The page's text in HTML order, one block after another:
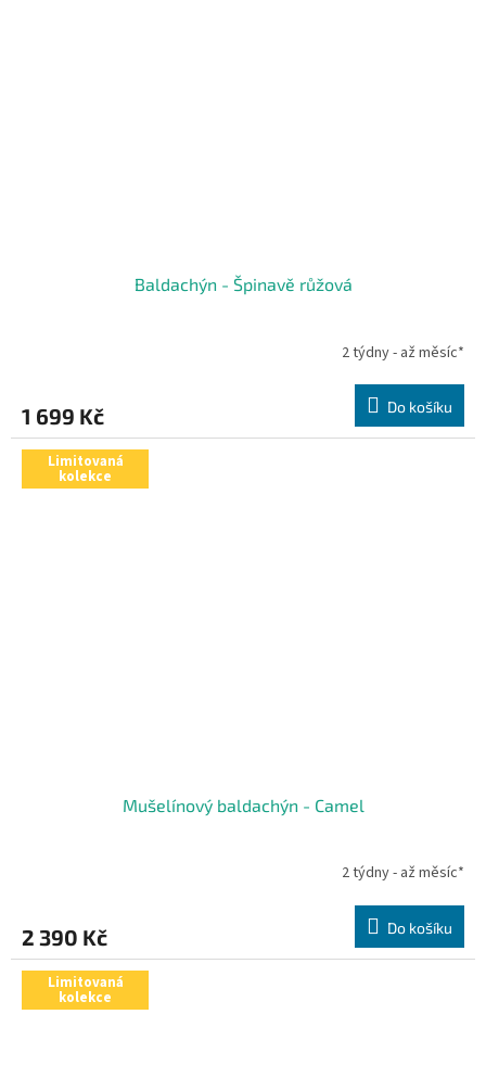
Baldachýn - Špinavě růžová
2 týdny - až měsíc*
1 699 Kč Do košíku
Limitovaná
kolekce
Mušelínový baldachýn - Camel
2 týdny - až měsíc*
2 390 Kč Do košíku
Limitovaná
kolekce